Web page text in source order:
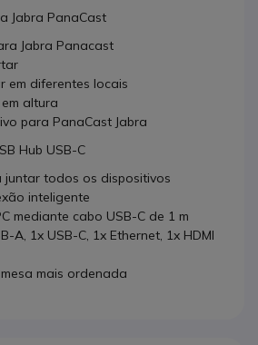
Jabra PanaCast
Jabra Panacast
em diferentes locais
altura
para PanaCast Jabra
Hub USB-C
juntar todos os dispositivos
inteligente
mediante cabo USB-C de 1 m
A, 1x USB-C, 1x Ethernet, 1x HDMI
mais ordenada